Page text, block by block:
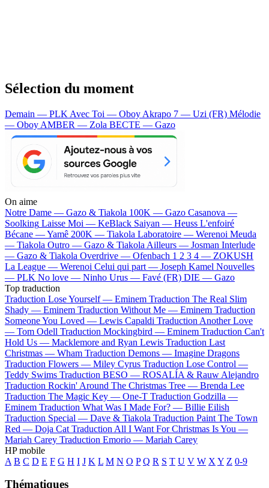
Sélection du moment
Demain — PLK Avec Toi — Oboy Akrapo 7 — Uzi (FR) Mélodie
— Oboy AMBER — Zola BECTE — Gazo
On aime
Notre Dame — Gazo & Tiakola 100K — Gazo Casanova —
Soolking Laisse Moi — KeBlack Saiyan — Heuss L'enfoiré
Bécane —Yamê 200K — Tiakola Laboratoire — Werenoi Meuda
— Tiakola Outro — Gazo & Tiakola Ailleurs — Josman Interlude
— Gazo & Tiakola Overdrive — Ofenbach 1 2 3 4 — ZOKUSH
La League — Werenoi Celui qui part — Joseph Kamel Nouvelles
— PLK No love — Ninho Urus — Favé (FR) DIE — Gazo
Top traduction
Traduction Lose Yourself — Eminem Traduction The Real Slim
Shady — Eminem Traduction Without Me — Eminem Traduction
Someone You Loved — Lewis Capaldi Traduction Another Love
— Tom Odell Traduction Mockingbird — Eminem Traduction Can't
Hold Us — Macklemore and Ryan Lewis Traduction Last
Christmas — Wham Traduction Demons — Imagine Dragons
Traduction Flowers — Miley Cyrus Traduction Lose Control —
Teddy Swims Traduction BESO — ROSALÍA & Rauw Alejandro
Traduction Rockin' Around The Christmas Tree — Brenda Lee
Traduction The Magic Key — One-T Traduction Godzilla —
Eminem Traduction What Was I Made For? — Billie Eilish
Traduction Special — Dave & Tiakola Traduction Paint The Town
Red — Doja Cat Traduction All I Want For Christmas Is You —
Mariah Carey Traduction Emorio — Mariah Carey
HP mobile
A B C D E F G H I J K L M N O P Q R S T U V W X Y Z 0-9
Thématiques